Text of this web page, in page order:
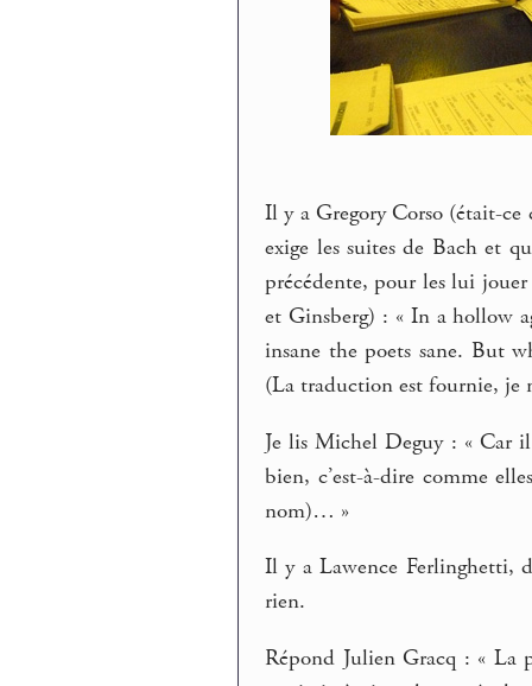
Il y a Gregory Corso (était-ce
exige les suites de Bach et
précédente, pour les lui
et Ginsberg) : « In a hollow
insane the poets sane. But
(La traduction est fournie, je
Je lis Michel Deguy : « Car il
bien, c’est-à-dire comme
nom)… »
Il y a Lawence Ferlinghetti,
rien.
Répond Julien Gracq : « La